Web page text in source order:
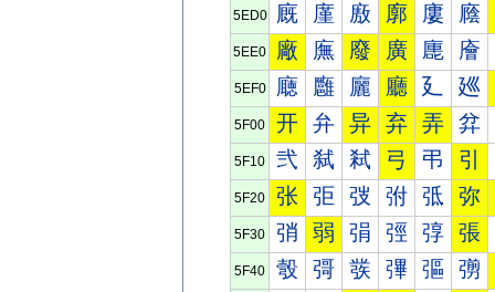
5ED0 廐 廑 廒 廓 廔 廕
5EE0 廠 廡 廢 廣 廤 廥
5EF0 廰 廱 廲 廳 廴 廵
5F00 开 弁 异 弃 弄 弅
5F10 弐 弑 弒 弓 弔 引
5F20 张 弡 弢 弣 弤 弥
5F30 弰 弱 弲 弳 弴 張
5F40 彀 彁 彂 彃 彄 彅